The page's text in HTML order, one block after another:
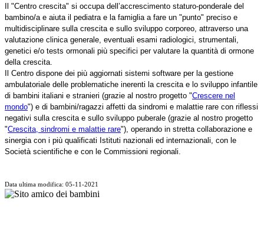
Il "Centro crescita" si occupa dell’accrescimento staturo-ponderale del
bambino/a e aiuta il pediatra e la famiglia a fare un "punto" preciso e
multidisciplinare sulla crescita e sullo sviluppo corporeo, attraverso una
valutazione clinica generale, eventuali esami radiologici, strumentali,
genetici e/o tests ormonali più specifici per valutare la quantità di ormone
della crescita.
Il Centro dispone dei più aggiornati sistemi software per la gestione
ambulatoriale delle problematiche inerenti la crescita e lo sviluppo infantile
di bambini italiani e stranieri (grazie al nostro progetto "Crescere nel
mondo") e di bambini/ragazzi affetti da sindromi e malattie rare con riflessi
negativi sulla crescita e sullo sviluppo puberale (grazie al nostro progetto
"Crescita, sindromi e malattie rare"), operando in stretta collaborazione e
sinergia con i più qualificati Istituti nazionali ed internazionali, con le
Società scientifiche e con le Commissioni regionali.
Data ultima modifica: 05-11-2021